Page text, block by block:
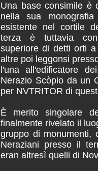
Una base consimile è
nella sua
esistente nel cortile
terza è tuttavia
superiore di detti orti
altre poi leggonsi
l'una all'edificatore
Nerazio Scòpio da un
per NVTRITOR di
È merito singolare
finalmente rivelato il
gruppo di monumenti,
Neraziani presso il
eran altresì quelli di